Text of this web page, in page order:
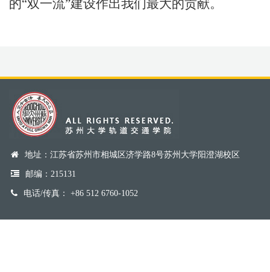
的“双一流”建设作出我们最大的贡献。
地址：江苏省苏州市相城区济学路8号苏州大学阳澄湖校区
邮编：215131
电话/传真： +86 512 6760-1052